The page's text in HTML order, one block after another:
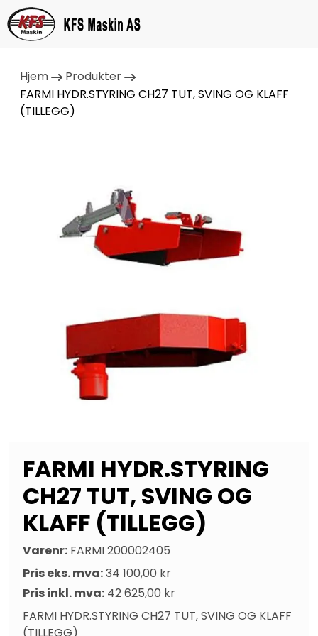
Hjem
Produkter
FARMI HYDR.STYRING CH27 TUT, SVING OG KLAFF
(TILLEGG)
FARMI HYDR.STYRING
CH27 TUT, SVING OG
KLAFF (TILLEGG)
Varenr: FARMI 200002405
Pris eks. mva:34 100,00 kr
Pris inkl. mva: 42 625,00 kr
FARMI HYDR.STYRING CH27 TUT, SVING OG KLAFF